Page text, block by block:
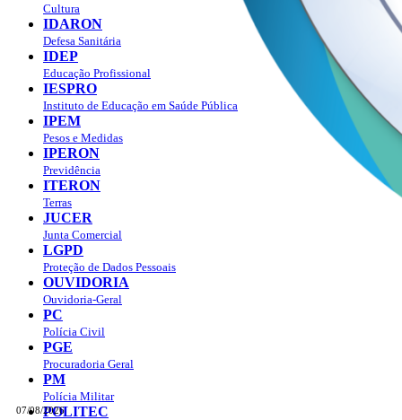
07/08/2026
Cultura
IDARON
Defesa Sanitária
IDEP
Educação Profissional
IESPRO
Instituto de Educação em Saúde Pública
IPEM
Pesos e Medidas
IPERON
Previdência
ITERON
Terras
JUCER
Junta Comercial
LGPD
Proteção de Dados Pessoais
OUVIDORIA
Ouvidoria-Geral
PC
Polícia Civil
PGE
Procuradoria Geral
PM
Polícia Militar
POLITEC